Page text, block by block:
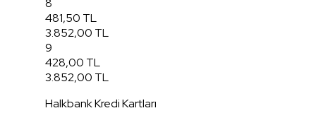
481,50 TL
3.852,00 TL
9
428,00 TL
3.852,00 TL
Halkbank Kredi Kartları